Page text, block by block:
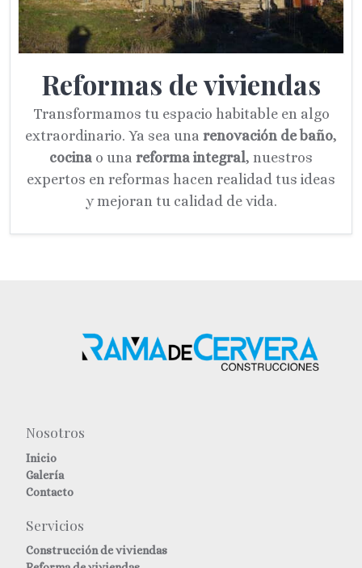
Reformas de viviendas
Transformamos tu espacio habitable en algo
extraordinario. Ya sea una renovación de baño,
cocina o una reforma integral, nuestros
expertos en reformas hacen realidad tus ideas
y mejoran tu calidad de vida.
Nosotros
Inicio
Galería
Contacto
Servicios
Construcción de viviendas